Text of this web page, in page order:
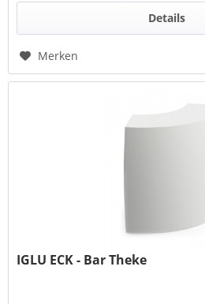
Details
Merken
IGLU ECK - Bar Theke